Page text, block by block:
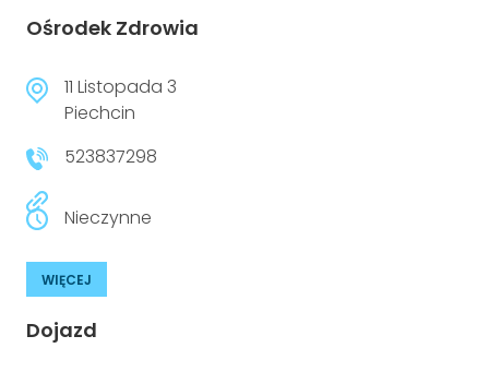
Ośrodek Zdrowia
11 Listopada 3
Piechcin
523837298
Nieczynne
WIĘCEJ
Dojazd